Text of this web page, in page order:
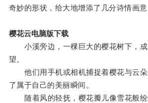
奇妙的形状，给大地增添了几分诗情画意
樱花云电脑版下载
小溪旁边，一棵巨大的樱花树下，成
望。
他们用手机或相机捕捉着樱花与云朵
了属于自己的美丽瞬间。
随着风的轻抚，樱花瓣儿像雪花般纷